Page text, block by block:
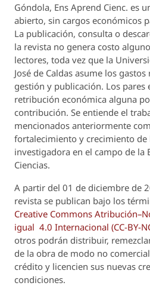
Góndola, Ens Aprend Cienc. es
abierto, sin cargos económicos
La publicación, consulta o
la revista no genera costo
lectores, toda vez que la
José de Caldas asume los
gestión y publicación. Los pares
retribución económica alguna
contribución. Se entiende el
mencionados anteriormente
fortalecimiento y crecimiento de
investigadora en el campo de la
Ciencias.
A partir del 01 de diciembre de
revista se publican bajo los
Creative Commons
igual 4.0 Internacional (CC-BY-
otros podrán distribuir,
de la obra de modo no
crédito y licencien sus nuevas
condiciones.